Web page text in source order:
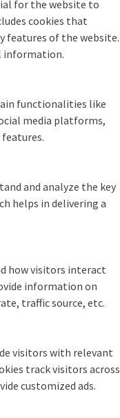
for the website to
cookies that
features of the website.
information.
functionalities like
media platforms,
and analyze the key
helps in delivering a
how visitors interact
information on
traffic source, etc.
visitors with relevant
track visitors across
customized ads.